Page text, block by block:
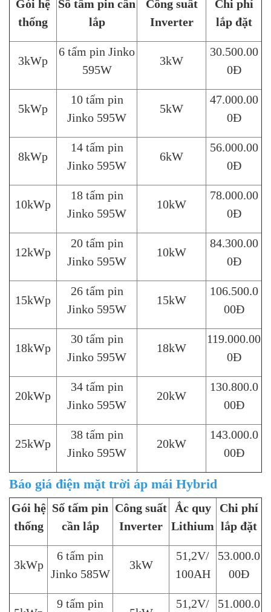
Gói hệ
thống
Số tấm pin cần
lắp
Công suất
Inverter
Chi phí
lắp đặt
3kWp
6 tấm pin Jinko
595W
3kW
30.500.00
0Đ
5kWp
10 tấm pin
Jinko 595W
5kW
47.000.00
0Đ
8kWp
14 tấm pin
Jinko 595W
6kW
56.000.00
0Đ
10kWp
18 tấm pin
Jinko 595W
10kW
78.000.00
0Đ
12kWp
20 tấm pin
Jinko 595W
10kW
84.300.00
0Đ
15kWp
26 tấm pin
Jinko 595W
15kW
106.500.0
00Đ
18kWp
30 tấm pin
Jinko 595W
18kW
119.000.00
0Đ
20kWp
34 tấm pin
Jinko 595W
20kW
130.800.0
00Đ
25kWp
38 tấm pin
Jinko 595W
20kW
143.000.0
00Đ
Báo giá điện mặt trời áp mái Hybrid
Gói hệ
thống
Số tấm pin
cần lắp
Công suất
Inverter
Ắc quy
Lithium
Chi phí
lắp đặt
3kWp
6 tấm pin
Jinko 585W
3kW
51,2V/
100AH
53.000.0
00Đ
9 tấm pin 51,2V/ 51.000.0